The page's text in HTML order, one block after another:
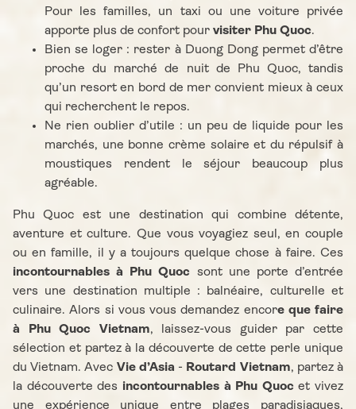
Pour les familles, un taxi ou une voiture privée
apporte plus de confort pour visiter Phu Quoc.
Bien se loger : rester à Duong Dong permet d’être
proche du marché de nuit de Phu Quoc, tandis
qu’un resort en bord de mer convient mieux à ceux
qui recherchent le repos.
Ne rien oublier d’utile : un peu de liquide pour les
marchés, une bonne crème solaire et du répulsif à
moustiques rendent le séjour beaucoup plus
agréable.
Phu Quoc est une destination qui combine détente,
aventure et culture. Que vous voyagiez seul, en couple
ou en famille, il y a toujours quelque chose à faire. Ces
incontournables à Phu Quoc sont une porte d’entrée
vers une destination multiple : balnéaire, culturelle et
culinaire. Alors si vous vous demandez encore que faire
à Phu Quoc Vietnam, laissez-vous guider par cette
sélection et partez à la découverte de cette perle unique
du Vietnam. Avec Vie d’Asia - Routard Vietnam, partez à
la découverte des incontournables à Phu Quoc et vivez
une expérience unique entre plages paradisiaques,